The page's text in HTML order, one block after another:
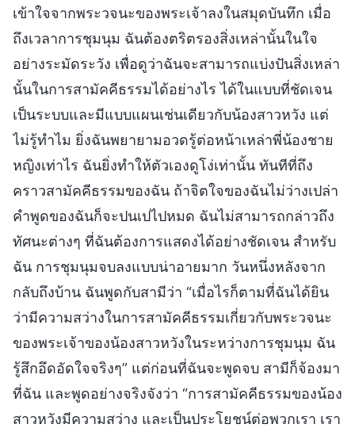
เข้าใจจากพระวจนะของพระเจ้าลงในสมุดบันทึก เมื่อ
ถึงเวลาการชุมนุม ฉันต้องตริตรองสิ่งเหล่านั้นในใจ
อย่างระมัดระวัง เพื่อดูว่าฉันจะสามารถแบ่งปันสิ่งเหล่า
นั้นในการสามัคคีธรรมได้อย่างไร ได้ในแบบที่ชัดเจน
เป็นระบบและมีแบบแผนเช่นเดียวกับน้องสาวหวัง แต่
ไม่รู้ทำไม ยิ่งฉันพยายามอวดรู้ต่อหน้าเหล่าพี่น้องชาย
หญิงเท่าไร ฉันยิ่งทำให้ตัวเองดูโง่เท่านั้น ทันทีที่ถึง
คราวสามัคคีธรรมของฉัน ถ้าจิตใจของฉันไม่ว่างเปล่า
คำพูดของฉันก็จะปนเปไปหมด ฉันไม่สามารถกล่าวถึง
ทัศนะต่างๆ ที่ฉันต้องการแสดงได้อย่างชัดเจน สำหรับ
ฉัน การชุมนุมจบลงแบบน่าอายมาก วันหนึ่งหลังจาก
กลับถึงบ้าน ฉันพูดกับสามีว่า “เมื่อไรก็ตามที่ฉันได้ยิน
ว่ามีความสว่างในการสามัคคีธรรมเกี่ยวกับพระวจนะ
ของพระเจ้าของน้องสาวหวังในระหว่างการชุมนุม ฉัน
รู้สึกอึดอัดใจจริงๆ” แต่ก่อนที่ฉันจะพูดจบ สามีก็จ้องมา
ที่ฉัน และพูดอย่างจริงจังว่า “การสามัคคีธรรมของน้อง
สาวหวังมีความสว่าง และเป็นประโยชน์ต่อพวกเรา เรา